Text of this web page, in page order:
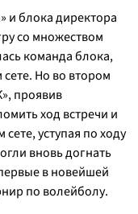
и блока директора
со множеством
команда блока,
Но во втором
проявив
ход встречи и
уступая по ходу
вновь догнать
в новейшей
по волейболу.